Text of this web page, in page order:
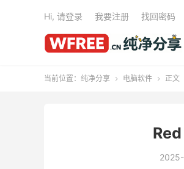
Hi, 请登录 我要注册 找回密码
当前位置： 纯净分享  电脑软件  正文